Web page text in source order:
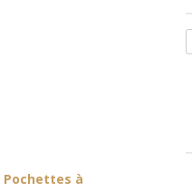
Pochettes à